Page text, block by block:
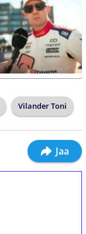
Vilander Toni
Jaa